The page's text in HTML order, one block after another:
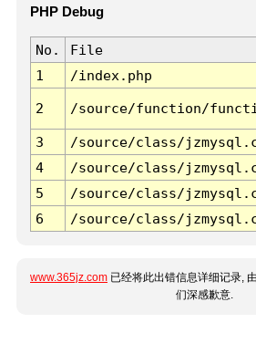
PHP Debug
No. File
1
/index.php
2 /source/function/
3 /source/class/
4
/source/class/
5
/source/class/
6
/source/class/
www.365jz.com 已经将此出错信息详细记录,
们深感歉意.